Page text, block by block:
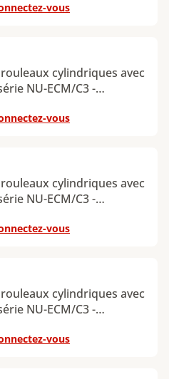
mm - Largeur : 24 mm -
kN
vous
cylindriques avec
NU-ECM/C3 -
: 70 mm - Diamètre
mm - Largeur : 35 mm -
kN
vous
cylindriques avec
NU-ECM/C3 -
: 75 mm - Diamètre
mm - Largeur : 25 mm -
kN
vous
cylindriques avec
NU-ECM/C3 -
: 80 mm - Diamètre
mm - Largeur : 39 mm -
vous